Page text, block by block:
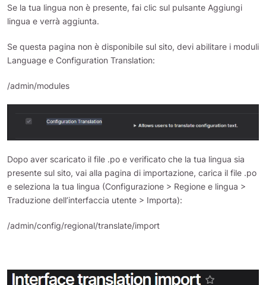
Se la tua lingua non è presente, fai clic sul pulsante Aggiungi
lingua e verrà aggiunta.
Se questa pagina non è disponibile sul sito, devi abilitare i moduli
Language e Configuration Translation:
/admin/modules
Dopo aver scaricato il file .po e verificato che la tua lingua sia
presente sul sito, vai alla pagina di importazione, carica il file .po
e seleziona la tua lingua (Configurazione > Regione e lingua >
Traduzione dell’interfaccia utente > Importa):
/admin/config/regional/translate/import